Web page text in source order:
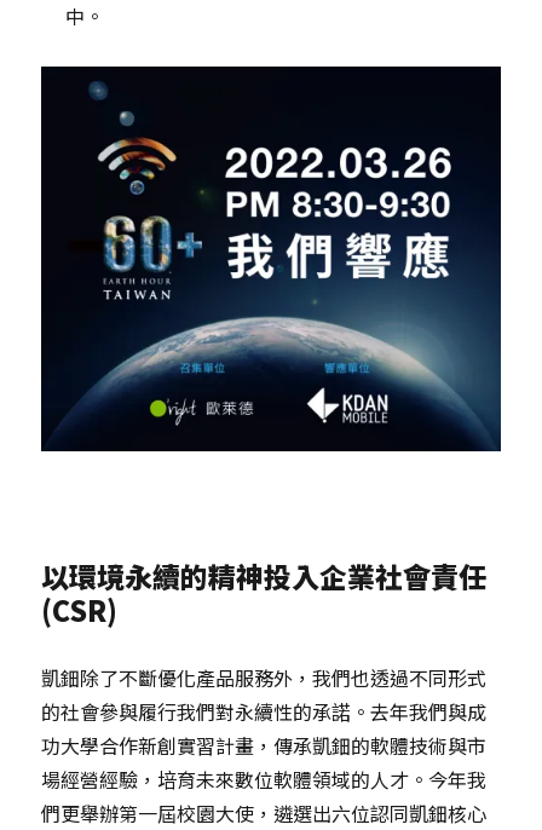
中。
以環境永續的精神投入企業社會責任
(CSR)
凱鈿除了不斷優化產品服務外，我們也透過不同形式
的社會參與履行我們對永續性的承諾。去年我們與成
功大學合作新創實習計畫，傳承凱鈿的軟體技術與市
場經營經驗，培育未來數位軟體領域的人才。今年我
們更舉辦第一屆校園大使，遴選出六位認同凱鈿核心